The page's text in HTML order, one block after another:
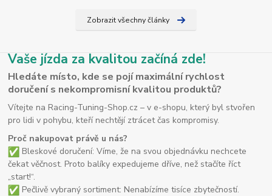
Zobrazit všechny články
Vaše jízda za kvalitou začíná zde!
Hledáte místo, kde se pojí maximální rychlost
doručení s nekompromisní kvalitou produktů?
Vítejte na Racing-Tuning-Shop.cz – v e-shopu, který byl stvořen
pro lidi v pohybu, kteří nechtějí ztrácet čas kompromisy.
Proč nakupovat právě u nás?
Bleskové doručení: Víme, že na svou objednávku nechcete
čekat věčnost. Proto balíky expedujeme dříve, než stačíte říct
„start!“.
Pečlivě vybraný sortiment: Nenabízíme tisíce zbytečností.